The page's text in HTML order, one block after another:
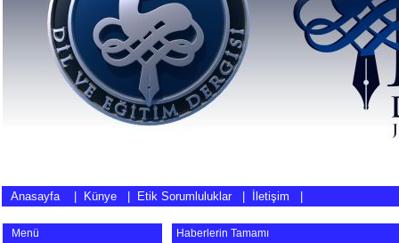
Anasayfa| Künye Etik Sorumluluklar İletişim
Menü Haberlerin Tamamı